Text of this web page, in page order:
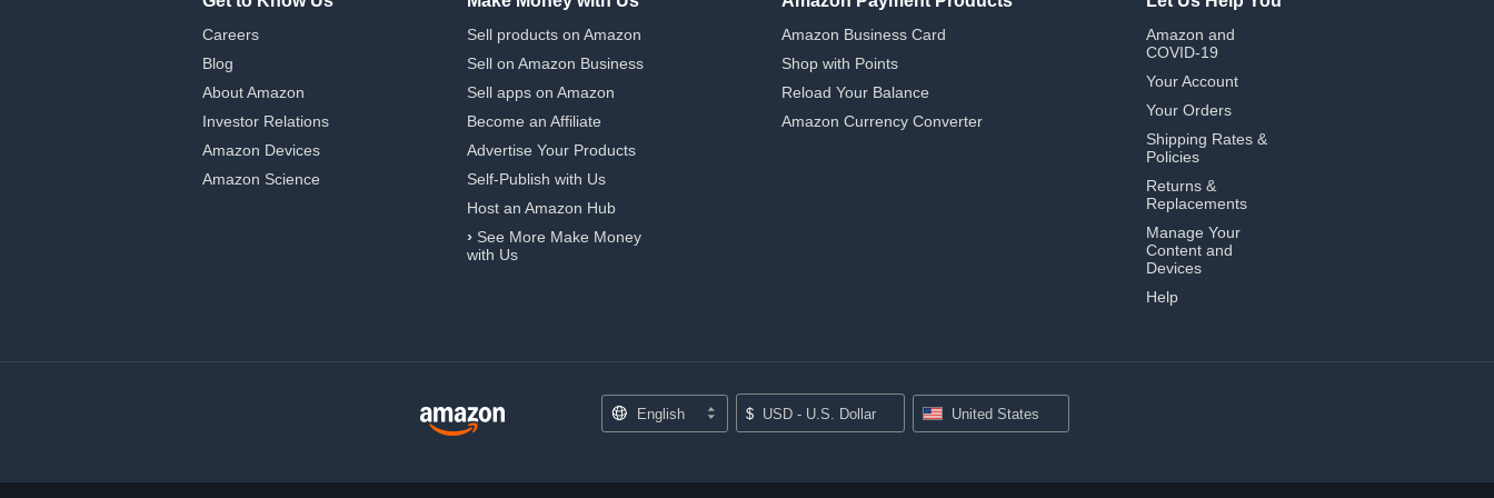
Careers
Blog
About Amazon
Investor Relations
Amazon Devices
Amazon Science
Sell products on Amazon
Sell on Amazon Business
Sell apps on Amazon
Become an Affiliate
Advertise Your Products
Self-Publish with Us
Host an Amazon Hub
› See More Make Money
with Us
Amazon Business Card
Shop with Points
Reload Your Balance
Amazon Currency Converter
Amazon and
COVID-19
Your Account
Your Orders
Shipping Rates &
Policies
Returns &
Replacements
Manage Your
Content and
Devices
Help
English $ USD - U.S. Dollar United States